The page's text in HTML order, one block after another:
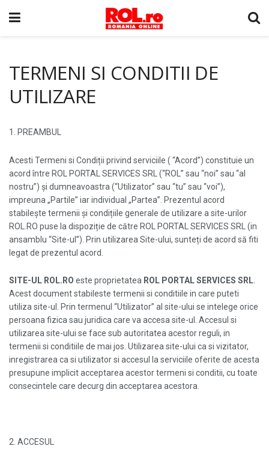
TERMENI SI CONDITII DE
UTILIZARE
1. PREAMBUL
Acesti Termeni si Condiții privind serviciile ( “Acord”) constituie un
acord între ROL PORTAL SERVICES SRL (“ROL” sau “noi” sau “al
nostru”) și dumneavoastra (“Utilizator” sau “tu” sau “voi”),
impreuna „Partile” iar individual „Partea”. Prezentul acord
stabilește termenii și condițiile generale de utilizare a site-urilor
ROL.RO puse la dispoziție de către ROL PORTAL SERVICES SRL (in
ansamblu “Site-ul”). Prin utilizarea Site-ului, sunteți de acord să fiti
legat de prezentul acord.
SITE-UL ROL.RO este proprietatea ROL PORTAL SERVICES SRL
Acest document stabileste termenii si conditiile in care puteti
utiliza site-ul. Prin termenul “Utilizator” al site-ului se intelege orice
persoana fizica sau juridica care va accesa site-ul. Accesul si
utilizarea site-ului se face sub autoritatea acestor reguli, in
termenii si conditiile de mai jos. Utilizarea site-ului ca si vizitator,
inregistrarea ca si utilizator si accesul la serviciile oferite de acesta
presupune implicit acceptarea acestor termeni si conditii, cu toate
consecintele care decurg din acceptarea acestora.
2. ACCESUL